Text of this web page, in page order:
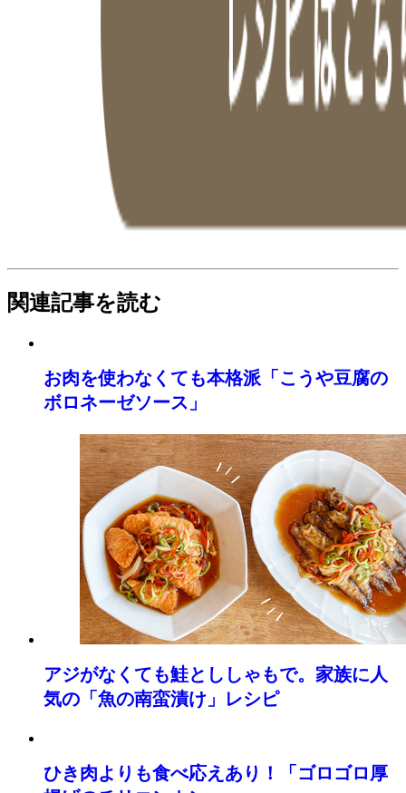
関連記事を読む
お肉を使わなくても本格派「こうや豆腐の
ボロネーゼソース」
アジがなくても鮭とししゃもで。家族に人
気の「魚の南蛮漬け」レシピ
ひき肉よりも食べ応えあり！「ゴロゴロ厚